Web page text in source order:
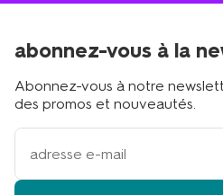
abonnez-vous à la
Abonnez-vous à notre
des promos et nouveautés.
votre
adresse